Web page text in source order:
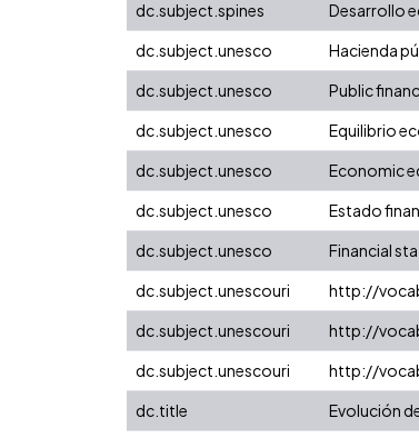
dc.subject.spines
Desarrollo
dc.subject.unesco
Hacienda
dc.subject.unesco
Public
dc.subject.unesco
Equilibrio
dc.subject.unesco
Economic
dc.subject.unesco
Estado
dc.subject.unesco
Financial
dc.subject.unescouri
http://
dc.subject.unescouri
http://
dc.subject.unescouri
http://
dc.title
Evolución